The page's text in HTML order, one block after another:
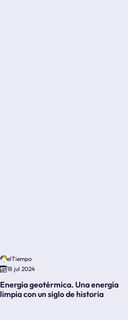
elTiempo
18 jul 2024
Energía geotérmica. Una energía
limpia con un siglo de historia